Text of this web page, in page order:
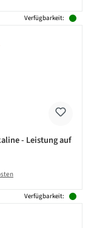
Verfügbarkeit:
- Leistung auf
Verfügbarkeit: